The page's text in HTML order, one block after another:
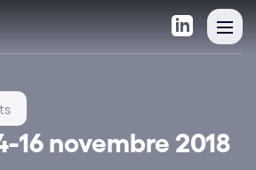
16 novembre 2018